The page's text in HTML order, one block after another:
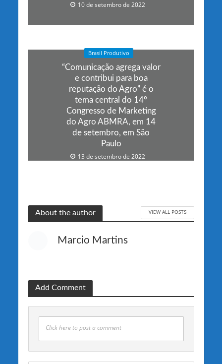
10 de setembro de 2022
Brasil Produtivo
“Comunicação agrega valor
e contribui para boa
reputação do Agro” é o
tema central do 14º
Congresso de Marketing
do Agro ABMRA, em 14
de setembro, em São
Paulo
13 de setembro de 2022
About the author VIEW ALL POSTS
Marcio Martins
Add Comment
Click here to post a comment